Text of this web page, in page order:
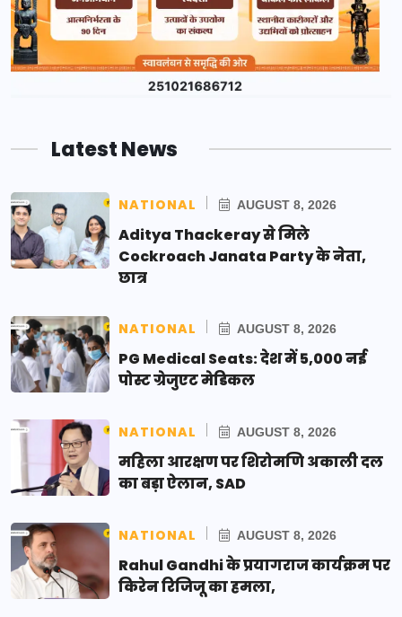
Latest News
NATIONAL AUGUST 8, 2026
Aditya Thackeray से मिले
Cockroach Janata Party के नेता,
छात्र
NATIONAL AUGUST 8, 2026
PG Medical Seats: देश में 5,000 नई
पोस्ट ग्रेजुएट मेडिकल
NATIONAL AUGUST 8, 2026
महिला आरक्षण पर शिरोमणि अकाली दल
का बड़ा ऐलान, SAD
NATIONAL AUGUST 8, 2026
Rahul Gandhi के प्रयागराज कार्यक्रम पर
किरेन रिजिजू का हमला,